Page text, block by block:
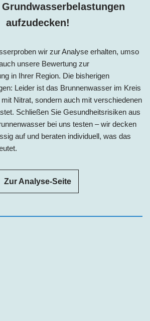
aufzudecken!
wir zur Analyse erhalten, umso
unsere Bewertung zur
in Ihrer Region. Die bisherigen
Leider ist das Brunnenwasser im Kreis
Nitrat, sondern auch mit verschiedenen
Schließen Sie Gesundheitsrisiken aus
bei uns testen – wir decken
auf und beraten individuell, was das
Zur Analyse-Seite